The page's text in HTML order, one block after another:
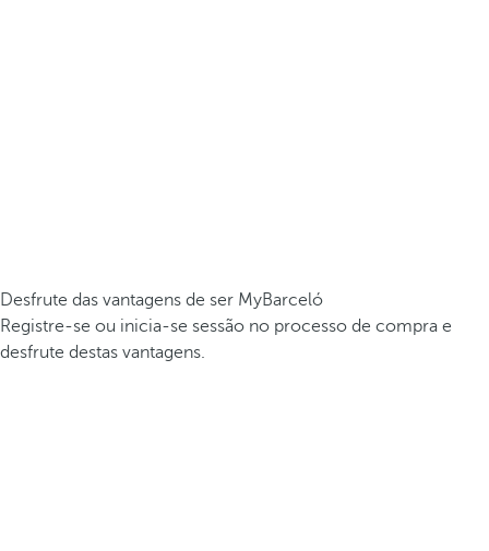
Desfrute das vantagens de ser MyBarceló
Registre-se ou inicia-se sessão no processo de compra e
desfrute destas vantagens.